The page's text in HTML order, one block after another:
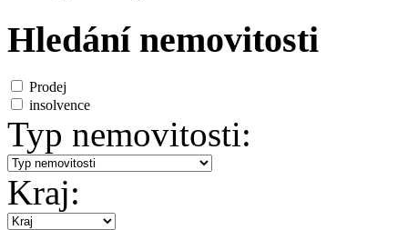
Hledání nemovitosti
Prodej
insolvence
Typ nemovitosti:
Kraj: